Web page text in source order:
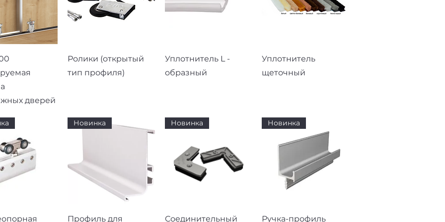
просмотр
дверей
Быстрый просмотр
Ролики (открытый
тип профиля)
Быстрый просмотр
Уплотнитель L -
образный
Быстрый просмотр
Уплотнитель
щеточный
просмотр Быстрый просмотр
Новинка
Профиль для Быстрый просмотр
Новинка
Соединительный Быстрый просмотр
Новинка
Ручка-профиль